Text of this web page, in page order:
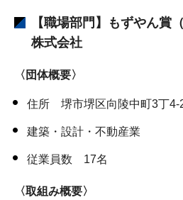
【職場部門】もずやん賞
株式会社
〈団体概要〉
住所 堺市堺区向陵中町3丁4-
建築・設計・不動産業
従業員数 17名
〈取組み概要〉